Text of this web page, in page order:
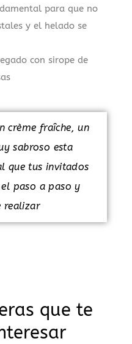
para que no
y el helado se
con sirope de
crème fraîche, un
sabroso esta
que tus invitados
paso a paso y
realizar
que te